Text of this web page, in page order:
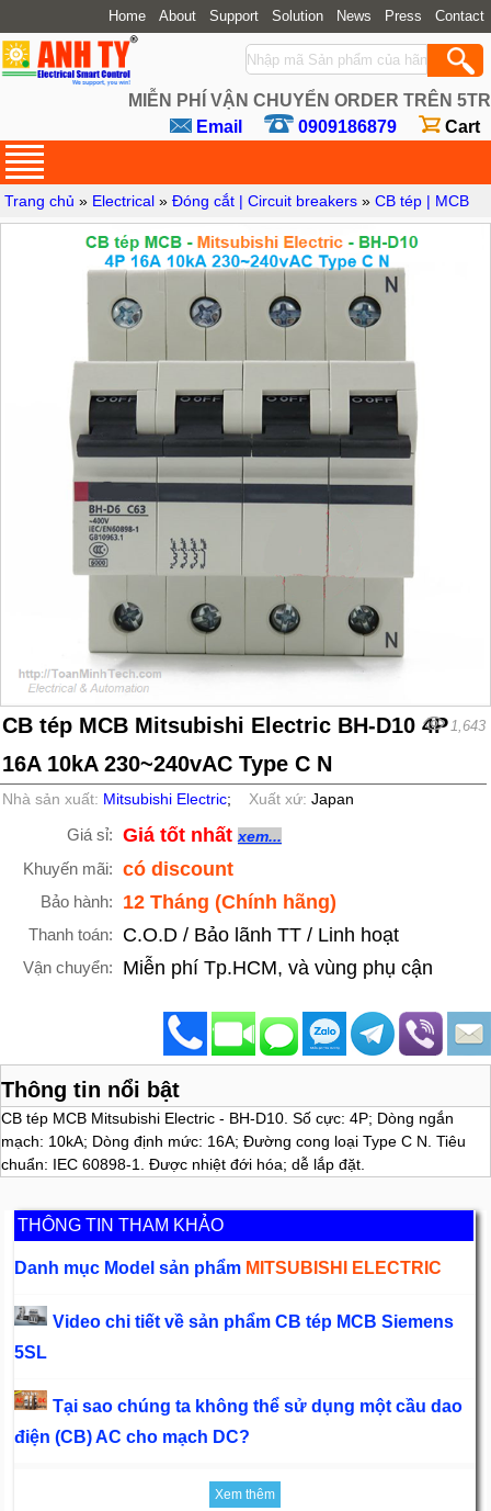
Home About Support Solution News Press Contact
MIỄN PHÍ VẬN CHUYỂN ORDER TRÊN 5TR
Email
0909186879 Cart
Trang chủ » Electrical »Đóng cắt | Circuit breakers »CB tép | MCB
CB tép MCB Mitsubishi Electric BH-D10 4P
16A 10kA 230~240vAC Type C N
1,643
Nhà sản xuất: Mitsubishi Electric; Xuất xứ:Japan
Giá sỉ: Giá tốt nhất xem...
Khuyến mãi: có discount
Bảo hành: 12 Tháng (Chính hãng)
Thanh toán: C.O.D / Bảo lãnh TT / Linh hoạt
Vận chuyển: Miễn phí Tp.HCM, và vùng phụ cận
Thông tin nổi bật
CB tép MCB Mitsubishi Electric - BH-D10. Số cực: 4P; Dòng ngắn
mạch: 10kA; Dòng định mức: 16A; Đường cong loại Type C N. Tiêu
chuẩn: IEC 60898-1. Được nhiệt đới hóa; dễ lắp đặt.
THÔNG TIN THAM KHẢO
Danh mục Model sản phẩm MITSUBISHI ELECTRIC
Video chi tiết về sản phẩm CB tép MCB Siemens
5SL
Tại sao chúng ta không thể sử dụng một cầu dao
điện (CB) AC cho mạch DC?
Xem thêm